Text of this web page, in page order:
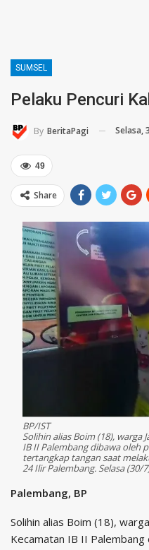
SUMSEL
Pelaku Pencuri
By BeritaPagi Selasa,
49
Share
BP/IST
Solihin alias Boim (18), warga
IB II Palembang dibawa oleh
tertangkap tangan saat
24 Ilir Palembang. Selasa (30/
Palembang, BP
Solihin alias Boim (18),
Kecamatan IB II